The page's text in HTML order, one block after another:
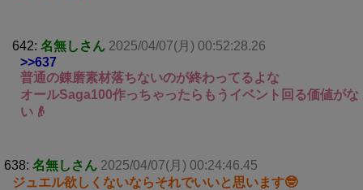
642: 名無しさん 2025/04/07(月) 00:52:28.26
>>637
普通の錬磨素材落ちないのが終わってるよな
オールSaga100作っちゃったらもうイベント回る価値がな
い👴
638: 名無しさん 2025/04/07(月) 00:24:46.45
ジュエル欲しくないならそれでいいと思います🤓